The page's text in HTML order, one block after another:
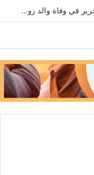
أسرة تحرير “محترفي الصيد” تعزي رئيس التحرير في وفاة والد زوجته